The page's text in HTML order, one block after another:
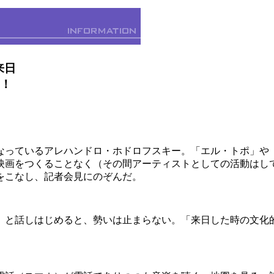
ているアレハンドロ・ホドロフスキー。「エル・トポ」
をつくることなく（その間アーティストとしての活動は
なし、記者会見にのぞんだ。
話しはじめると、勢いは止まらない。「来日した時の文